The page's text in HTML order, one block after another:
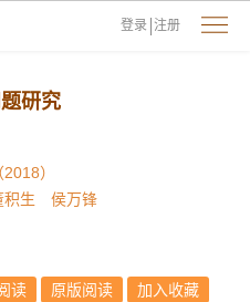
登录 注册
研究
）
积生
侯万锋
读 原版阅读 加入收藏